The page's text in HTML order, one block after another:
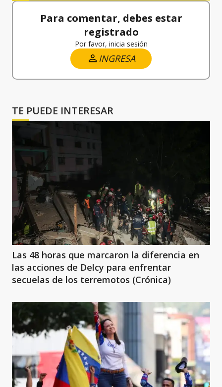
Para comentar, debes estar
registrado
Por favor, inicia sesión
INGRESA
TE PUEDE INTERESAR
Las 48 horas que marcaron la diferencia en
las acciones de Delcy para enfrentar
secuelas de los terremotos (Crónica)